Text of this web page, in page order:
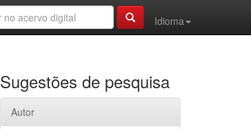
Idioma
Sugestões de pesquisa
Autor